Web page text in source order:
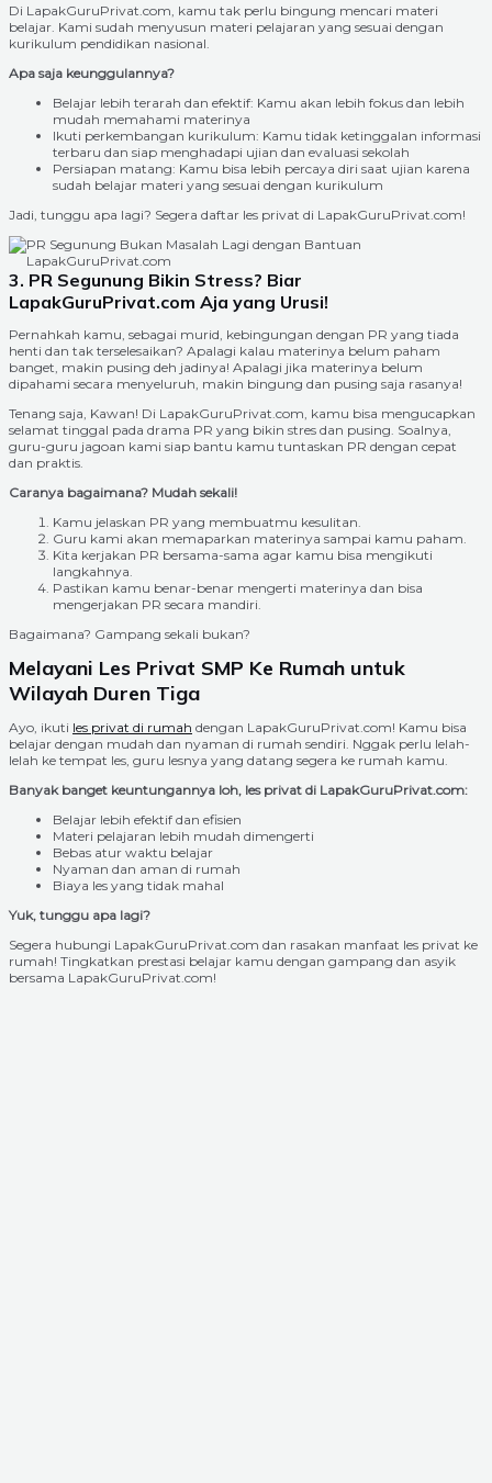
Di LapakGuruPrivat.com, kamu tak perlu bingung mencari materi
belajar. Kami sudah menyusun materi pelajaran yang sesuai dengan
kurikulum pendidikan nasional.
Apa saja keunggulannya?
Belajar lebih terarah dan efektif: Kamu akan lebih fokus dan lebih
mudah memahami materinya
Ikuti perkembangan kurikulum: Kamu tidak ketinggalan informasi
terbaru dan siap menghadapi ujian dan evaluasi sekolah
Persiapan matang: Kamu bisa lebih percaya diri saat ujian karena
sudah belajar materi yang sesuai dengan kurikulum
Jadi, tunggu apa lagi? Segera daftar les privat di LapakGuruPrivat.com!
3. PR Segunung Bikin Stress? Biar
LapakGuruPrivat.com Aja yang Urusi!
Pernahkah kamu, sebagai murid, kebingungan dengan PR yang tiada
henti dan tak terselesaikan? Apalagi kalau materinya belum paham
banget, makin pusing deh jadinya! Apalagi jika materinya belum
dipahami secara menyeluruh, makin bingung dan pusing saja rasanya!
Tenang saja, Kawan! Di LapakGuruPrivat.com, kamu bisa mengucapkan
selamat tinggal pada drama PR yang bikin stres dan pusing. Soalnya,
guru-guru jagoan kami siap bantu kamu tuntaskan PR dengan cepat
dan praktis.
Caranya bagaimana? Mudah sekali!
Kamu jelaskan PR yang membuatmu kesulitan.
Guru kami akan memaparkan materinya sampai kamu paham.
Kita kerjakan PR bersama-sama agar kamu bisa mengikuti
langkahnya.
Pastikan kamu benar-benar mengerti materinya dan bisa
mengerjakan PR secara mandiri.
Bagaimana? Gampang sekali bukan?
Melayani Les Privat SMP Ke Rumah untuk
Wilayah Duren Tiga
Ayo, ikuti les privat di rumah dengan LapakGuruPrivat.com! Kamu bisa
belajar dengan mudah dan nyaman di rumah sendiri. Nggak perlu lelah-
lelah ke tempat les, guru lesnya yang datang segera ke rumah kamu.
Banyak banget keuntungannya loh, les privat di LapakGuruPrivat.com:
Belajar lebih efektif dan efisien
Materi pelajaran lebih mudah dimengerti
Bebas atur waktu belajar
Nyaman dan aman di rumah
Biaya les yang tidak mahal
Yuk, tunggu apa lagi?
Segera hubungi LapakGuruPrivat.com dan rasakan manfaat les privat ke
rumah! Tingkatkan prestasi belajar kamu dengan gampang dan asyik
bersama LapakGuruPrivat.com!